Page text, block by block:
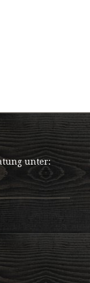
unter: